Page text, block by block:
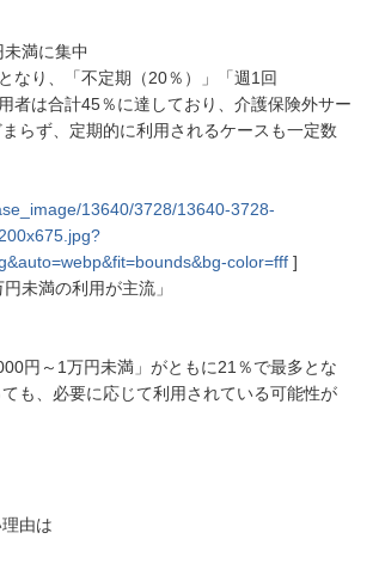
満に集中
なり、「不定期（20％）」「週1回
者は合計45％に達しており、介護保険外サー
らず、定期的に利用されるケースも一定数
13640/3728/13640-3728-
color=fff ]
未満の利用が主流」
円～1万円未満」がともに21％で最多とな
も、必要に応じて利用されている可能性が
由は